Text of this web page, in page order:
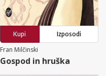
Kupi
Izposodi
Fran Milčinski
Gospod in hruška